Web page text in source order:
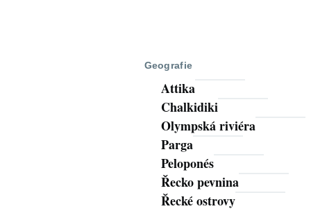
Geografie
Attika
Chalkidiki
Olympská riviéra
Parga
Peloponés
Řecko pevnina
Řecké ostrovy